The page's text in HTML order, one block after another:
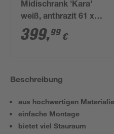
Midischrank 'Kara'
weiß, anthrazit 61 x
106 x 32 cm
399,99 €
Beschreibung
aus hochwertigen
einfache Montage
bietet viel Stauraum